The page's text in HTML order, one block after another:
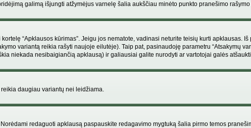
galimą išjungti atžymėjus varnelę šalia aukščiau minėto punkto pranešimo
“Apklausos kūrimas”. Jeigu jos nematote, vadinasi neturite teisių kurti apklausas.
variantą reikia rašyti naujoje eilutėje). Taip pat, pasinaudoję parametru “Atsakymų
niekada nesibaigiančią apklausą) ir galiausiai galite nurodyti ar vartotojai galės
daugiau variantų nei leidžiama.
redaguoti apklausą paspauskite redagavimo mygtuką šalia pirmo temos